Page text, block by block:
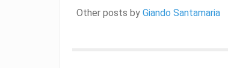
Other posts by Giando Santamaria